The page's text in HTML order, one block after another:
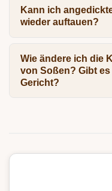
Kann ich
wieder auftauen?
Wie ändere ich die
von Soßen? Gibt
Gericht?